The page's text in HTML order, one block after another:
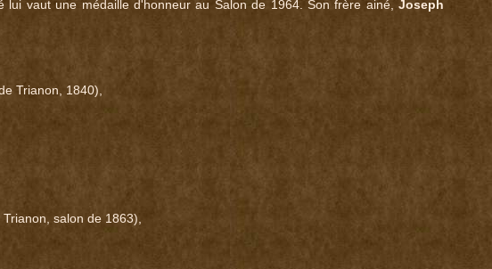
vaut une médaille d'honneur au Salon de 1964. Son frère ainé,Joseph
Trianon, 1840),
salon de 1863),